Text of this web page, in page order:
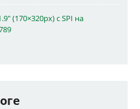
(170×320px) с SPI на